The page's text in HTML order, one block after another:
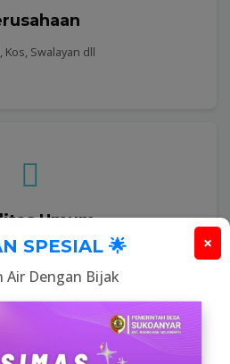
Kos, Swalayan dll
Umum
dan Makam ×
SPESIAL 🌟
Air Dengan Bijak